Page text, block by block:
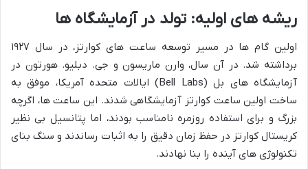
ریشه های اولیه: تولد در آزمایشگاه ها
اولین گام ها در مسیر توسعه ساعت های کوارتز، در سال ۱۹۲۷
برداشته شد. در آن سال، وارن ماریسون و جی. دبلیو. هورتون در
آزمایشگاه های بل (Bell Labs) ایالات متحده آمریکا، موفق به
ساخت اولین ساعت کوارتز آزمایشگاهی شدند. این ساعت ها، اگرچه
بزرگ و برای استفاده روزمره نامناسب بودند، اما پتانسیل بی نظیر
کریستال کوارتز در حفظ زمان دقیق را به اثبات رساندند و سنگ بنای
تکنولوژی های آینده را بنا نهادند.